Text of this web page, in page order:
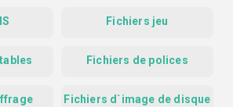
Fichiers jeu
Fichiers de polices
Fichiers d`image de disque